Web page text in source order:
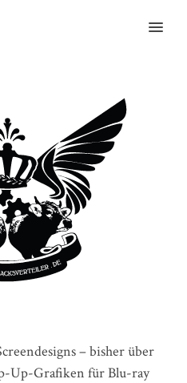
MENU
– bisher über
Up-Grafiken für Blu-ray